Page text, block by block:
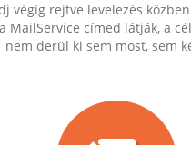
végig rejtve levelezés
MailService címed látják, a
nem derül ki sem most, sem